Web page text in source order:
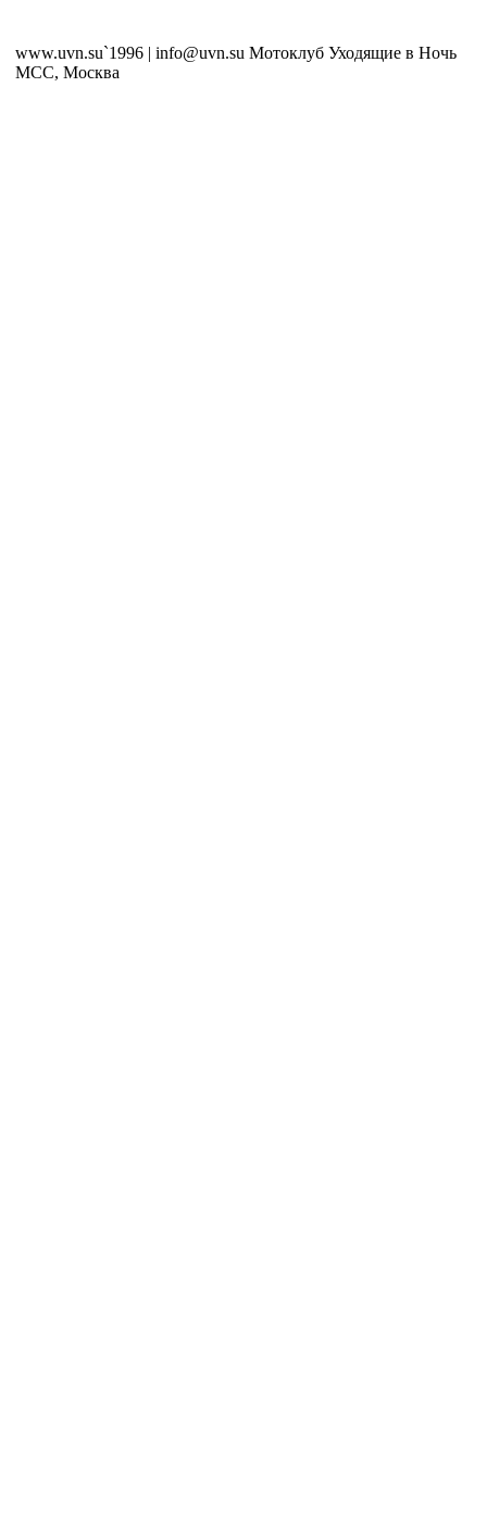
www.uvn.su`1996 | info@uvn.su Мотоклуб Уходящие в Ночь
MCC, Москва